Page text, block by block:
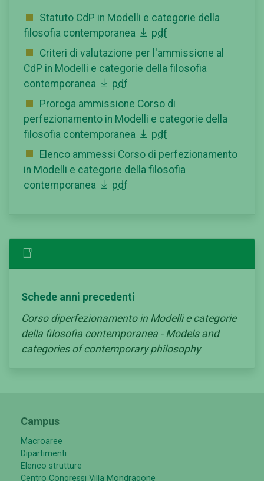
Statuto CdP in Modelli e categorie della
filosofia contemporanea
pdf
Criteri di valutazione per l'ammissione al
CdP in Modelli e categorie della filosofia
contemporanea
pdf
Proroga ammissione Corso di
perfezionamento in Modelli e categorie della
filosofia contemporanea
pdf
Elenco ammessi Corso di perfezionamento
in Modelli e categorie della filosofia
contemporanea
pdf
Schede anni precedenti
Corso diperfezionamento in Modelli e categorie
della filosofia contemporanea - Models and
categories of contemporary philosophy
Campus
Macroaree
Dipartimenti
Elenco strutture
Centro Congressi Villa Mondragone